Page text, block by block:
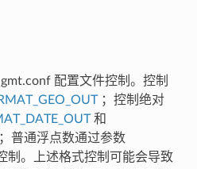
配置文件控制。控制
；控制绝对
和
普通浮点数通过参数
制。上述格式控制可能会导致